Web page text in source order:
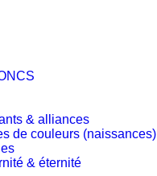
& alliances
de couleurs (naissances)
& éternité